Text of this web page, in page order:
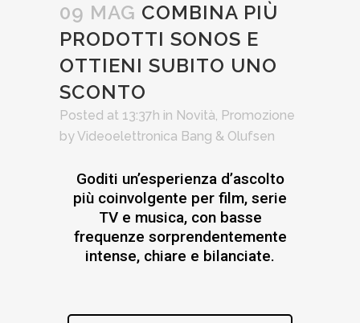
09 MAG COMBINA PIÙ
PRODOTTI SONOS E
OTTIENI SUBITO UNO
SCONTO
Posted at 13:37h in Novità, Promozione
byVideoelettronica Bang & Olufsen
Goditi un’esperienza d’ascolto
più coinvolgente per film, serie
TV e musica, con basse
frequenze sorprendentemente
intense, chiare e bilanciate.